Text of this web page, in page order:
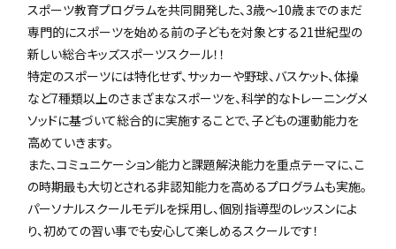
スポーツ教育プログラムを共同開発した、3歳〜10歳までのまだ
専門的にスポーツを始める前の子どもを対象とする21世紀型の
新しい総合キッズスポーツスクール！！
特定のスポーツには特化せず、サッカーや野球、バスケット、体操
など7種類以上のさまざまなスポーツを、科学的なトレーニングメ
ソッドに基づいて総合的に実施することで、子どもの運動能力を
高めていきます。
また、コミュニケーション能力と課題解決能力を重点テーマに、こ
の時期最も大切とされる非認知能力を高めるプログラムも実施。
パーソナルスクールモデルを採用し、個別指導型のレッスンによ
り、初めての習い事でも安心して楽しめるスクールです！